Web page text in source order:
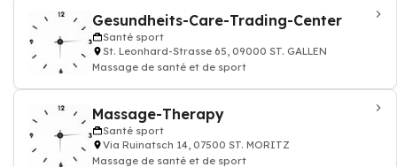
Gesundheits-Care-Trading-Center
Santé sport
St. Leonhard-Strasse 65, 09000 ST. GALLEN
Massage de santé et de sport
Massage-Therapy
Santé sport
Via Ruinatsch 14, 07500 ST. MORITZ
Massage de santé et de sport